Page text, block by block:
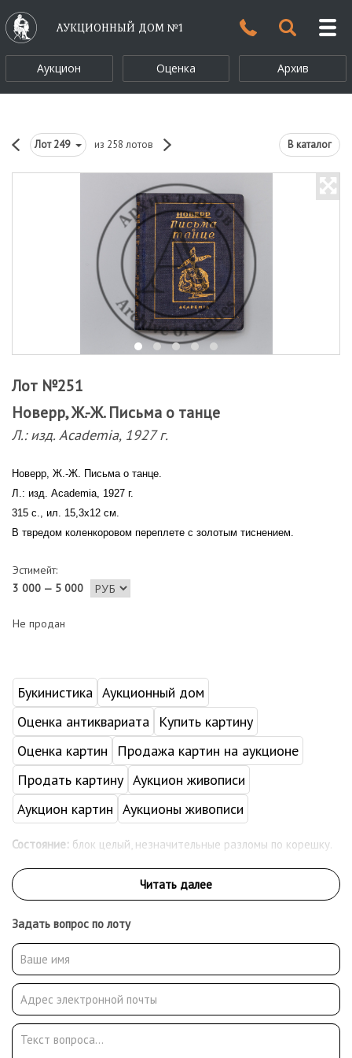
АУКЦИОННЫЙ ДОМ №1
Аукцион Оценка Архив
Лот249 из 258 лотов В каталог
Лот №251
Новерр, Ж.-Ж. Письма о танце
Л.: изд. Academia, 1927 г.
Новерр, Ж.-Ж. Письма о танце.
Л.: изд. Academia, 1927 г.
315 с., ил. 15,3х12 см.
В твредом коленкоровом переплете с золотым тиснением.
Эстимейт:
3 000 — 5 000
Не продан
Букинистика Аукционный дом
Оценка антиквариата
Купить картину
Оценка картин
Продажа картин на аукционе
Продать картину Аукцион живописи
Аукцион картин Аукционы живописи
Состояние: блок целый, незначительные разломы по корешку.
Задать вопрос по лоту